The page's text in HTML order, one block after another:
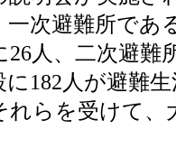
一次避難所であ
26人、二次避難
に182人が避難
れらを受けて、